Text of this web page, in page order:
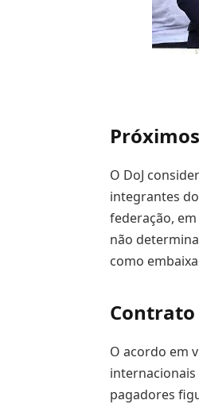
O DoJ
integrantes
federação,
não
como
Contrato
O acordo em
internacionais
pagadores